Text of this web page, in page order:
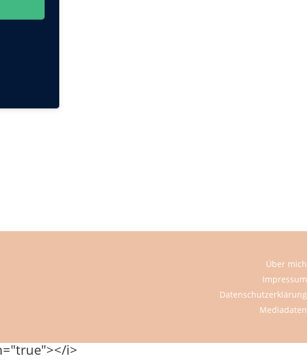
Über mich
Impressum
Datenschutzerklärung
Mediadaten